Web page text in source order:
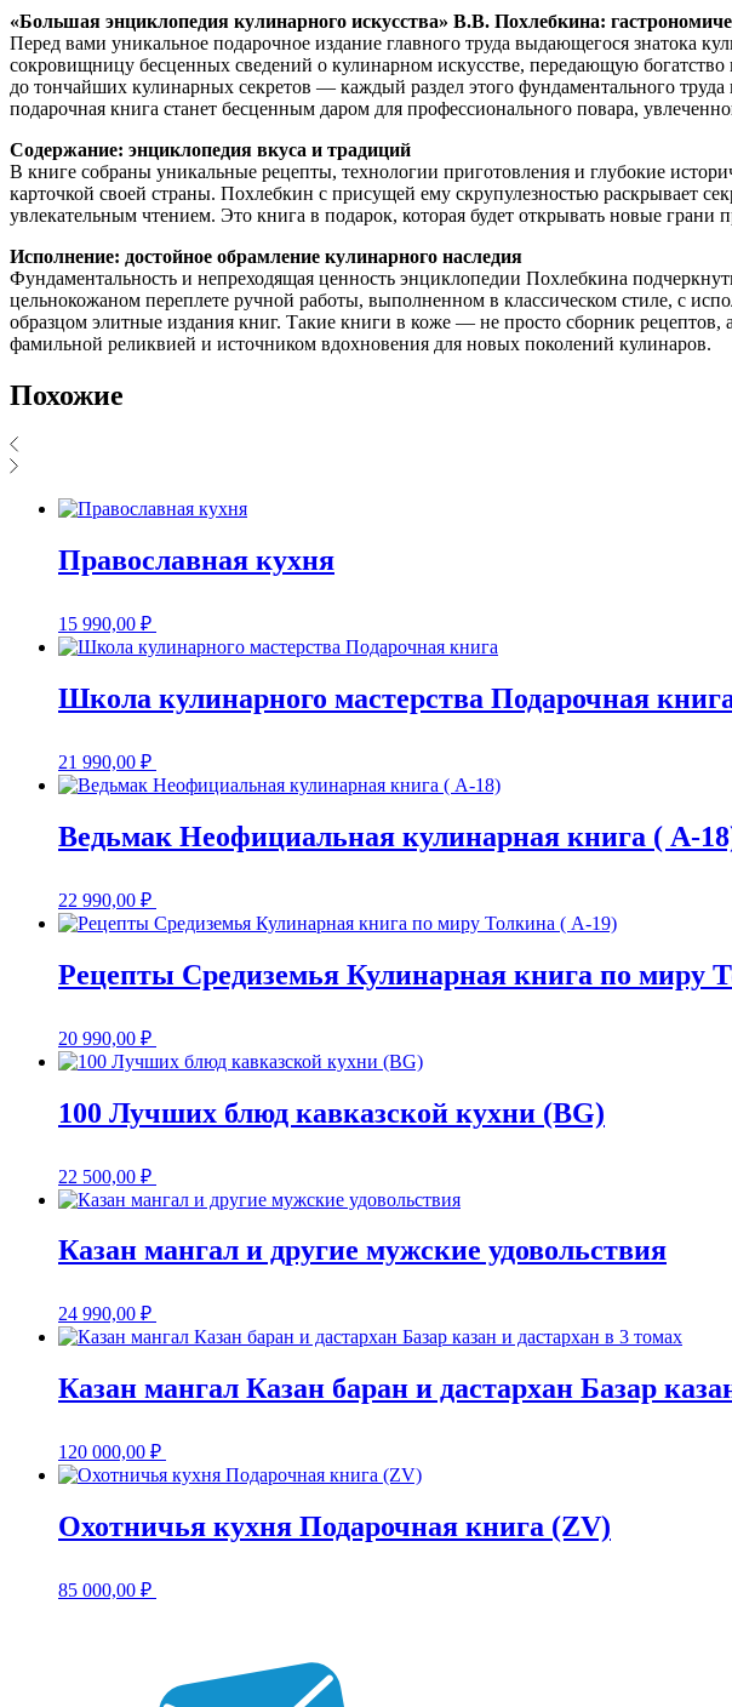
«Большая энциклопедия кулинарного искусства» В.В. Похлебкина:
Перед вами уникальное подарочное издание главного труда выдающегося знатока
сокровищницу бесценных сведений о кулинарном искусстве, передающую
до тончайших кулинарных секретов — каждый раздел этого фундаментального
подарочная книга станет бесценным даром для профессионального повара,
Содержание: энциклопедия вкуса и традиций
В книге собраны уникальные рецепты, технологии приготовления и глубокие
карточкой своей страны. Похлебкин с присущей ему скрупулезностью раскрывает
увлекательным чтением. Это книга в подарок, которая будет открывать новые
Исполнение: достойное обрамление кулинарного наследия
Фундаментальность и непреходящая ценность энциклопедии Похлебкина
цельнокожаном переплете ручной работы, выполненном в классическом стиле, с
образцом элитные издания книг. Такие книги в коже — не просто сборник рецептов,
фамильной реликвией и источником вдохновения для новых поколений кулинаров.
Похожие
Православная кухня
15 990,00 ₽
Школа кулинарного мастерства Подарочная
21 990,00 ₽
Ведьмак Неофициальная кулинарная книга ( А-
22 990,00 ₽
Рецепты Средиземья Кулинарная книга по миру
20 990,00 ₽
100 Лучших блюд кавказской кухни (BG)
22 500,00 ₽
Казан мангал и другие мужские удовольствия
24 990,00 ₽
Казан мангал Казан баран и дастархан Базар
120 000,00 ₽
Охотничья кухня Подарочная книга (ZV)
85 000,00 ₽